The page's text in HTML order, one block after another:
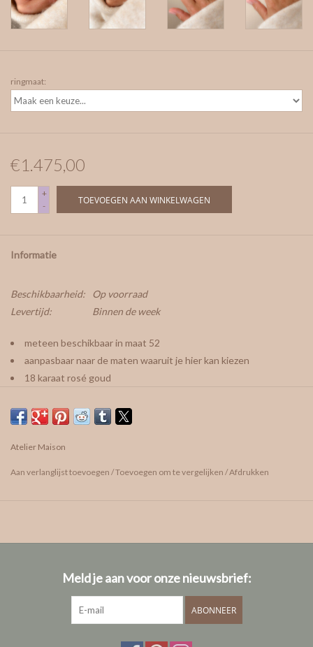
ringmaat:
€1.475,00
+
-
TOEVOEGEN AAN WINKELWAGEN
Informatie
Beschikbaarheid:
Op voorraad
Levertijd:
Binnen de week
meteen beschikbaar in maat 52
aanpasbaar naar de maten waaruit je hier kan kiezen
18 karaat rosé goud
8 witte en 7 groene lab grown diamanten van 0,015ct/st.
afspraak maken
Atelier Maison
Aan verlanglijst toevoegen /Toevoegen om te vergelijken /Afdrukken
Meld je aan voor onze nieuwsbrief:
ABONNEER